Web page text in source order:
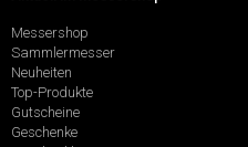
Messershop
Sammlermesser
Neuheiten
Top-Produkte
Gutscheine
Geschenke